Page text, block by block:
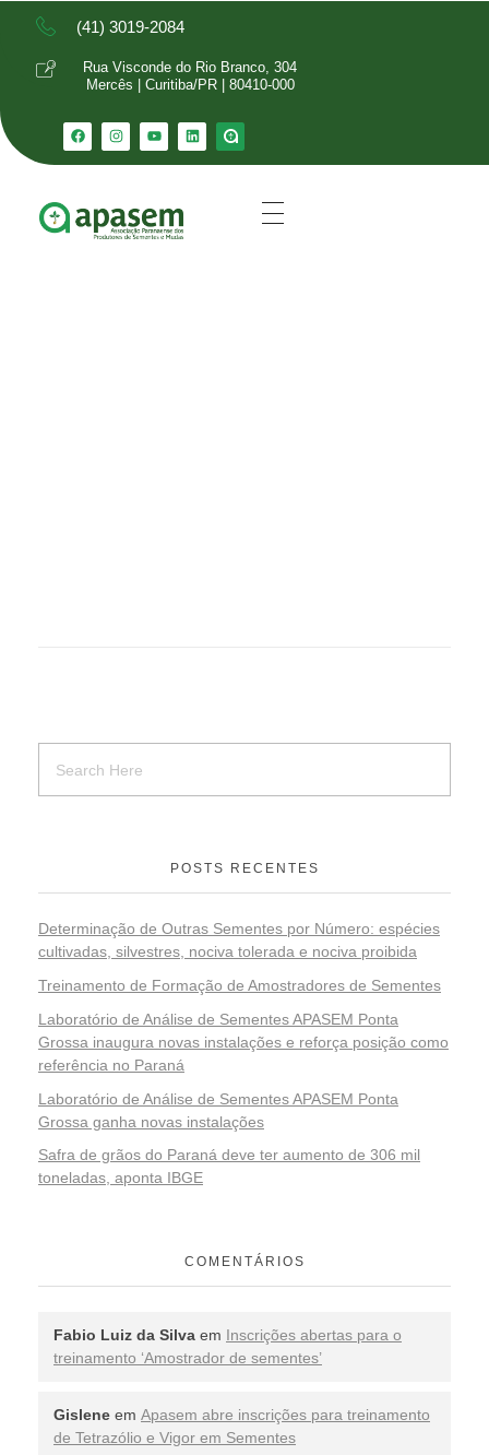
(41) 3019-2084
Rua Visconde do Rio Branco, 304
Mercês | Curitiba/PR | 80410-000
POSTS RECENTES
Determinação de Outras Sementes por Número: espécies
cultivadas, silvestres, nociva tolerada e nociva proibida
Treinamento de Formação de Amostradores de Sementes
Laboratório de Análise de Sementes APASEM Ponta
Grossa inaugura novas instalações e reforça posição como
referência no Paraná
Laboratório de Análise de Sementes APASEM Ponta
Grossa ganha novas instalações
Safra de grãos do Paraná deve ter aumento de 306 mil
toneladas, aponta IBGE
COMENTÁRIOS
Fabio Luiz da Silva em Inscrições abertas para o
treinamento ‘Amostrador de sementes’
Gislene em Apasem abre inscrições para treinamento
de Tetrazólio e Vigor em Sementes